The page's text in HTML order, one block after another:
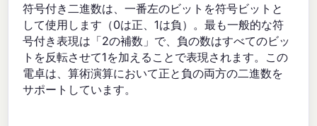
符号付き二進数は、一番左のビットを符号ビットと
して使用します（0は正、1は負）。最も一般的な符
号付き表現は「2の補数」で、負の数はすべてのビッ
トを反転させて1を加えることで表現されます。この
電卓は、算術演算において正と負の両方の二進数を
サポートしています。